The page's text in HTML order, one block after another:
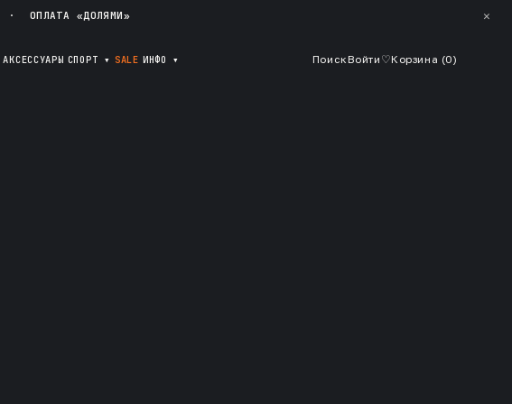
· ОПЛАТА «ДОЛЯМИ» ✕
АКСЕССУАРЫ СПОРТ ▾ SALE ИНФО ▾ ПоискВойти ♡Корзина (0)